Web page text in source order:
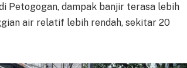
Petogogan, dampak banjir terasa lebih
air relatif lebih rendah, sekitar 20